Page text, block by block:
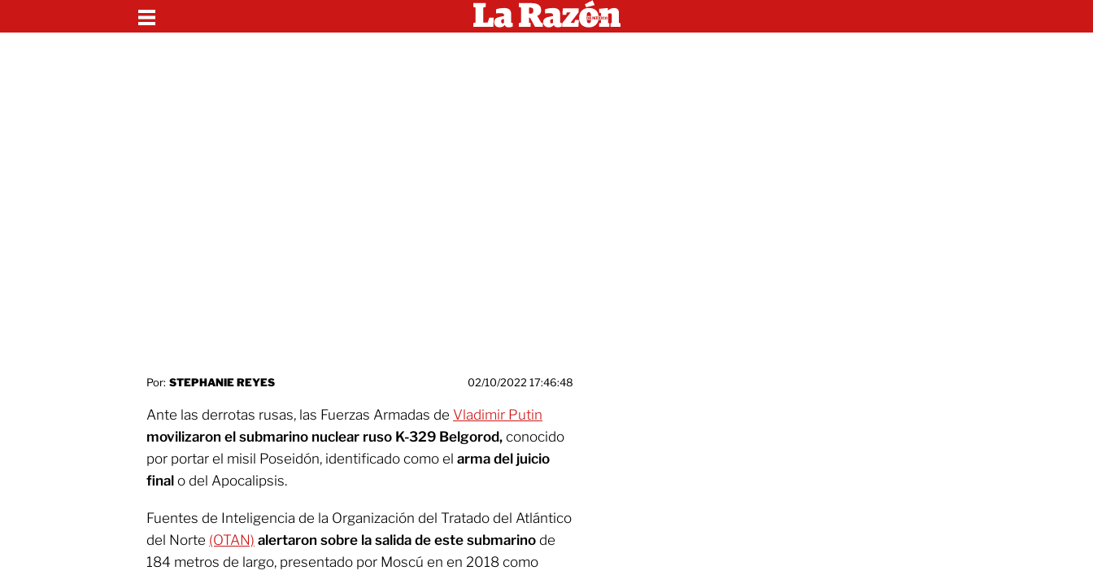
Por: STEPHANIE REYES 02/10/2022 17:46:48
Ante las derrotas rusas, las Fuerzas Armadas de Vladimir Putin
movilizaron el submarino nuclear ruso K-329 Belgorod, conocido
por portar el misil Poseidón, identificado como el arma del juicio
final o del Apocalipsis.
Fuentes de Inteligencia de la Organización del Tratado del Atlántico
del Norte (OTAN) alertaron sobre la salida de este submarino de
184 metros de largo, presentado por Moscú en en 2018 como